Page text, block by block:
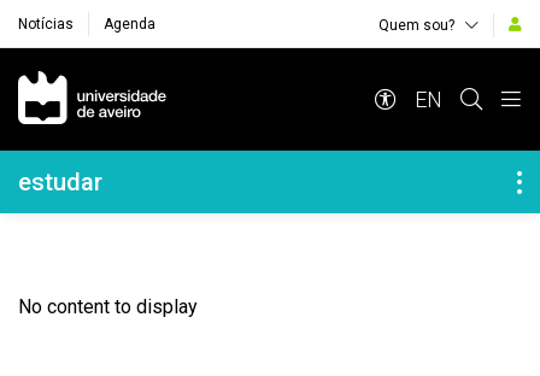
Notícias Agenda Quem sou?
Navegação Principal
EN
Navegação Lateral
estudar
No content to display